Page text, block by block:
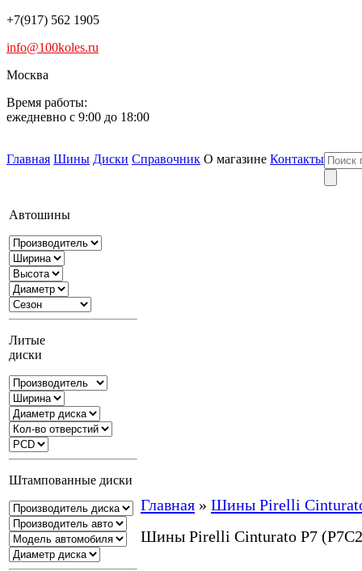
+7(917) 562 1905
info@100koles.ru
Москва
Время работы:
ежедневно с 9:00 до 18:00
Главная Шины Диски Справочник О магазине Контакты
Автошины
Литые
диски
Штампованные диски
Главная » Шины Pirelli
Шины Pirelli Cinturato P7